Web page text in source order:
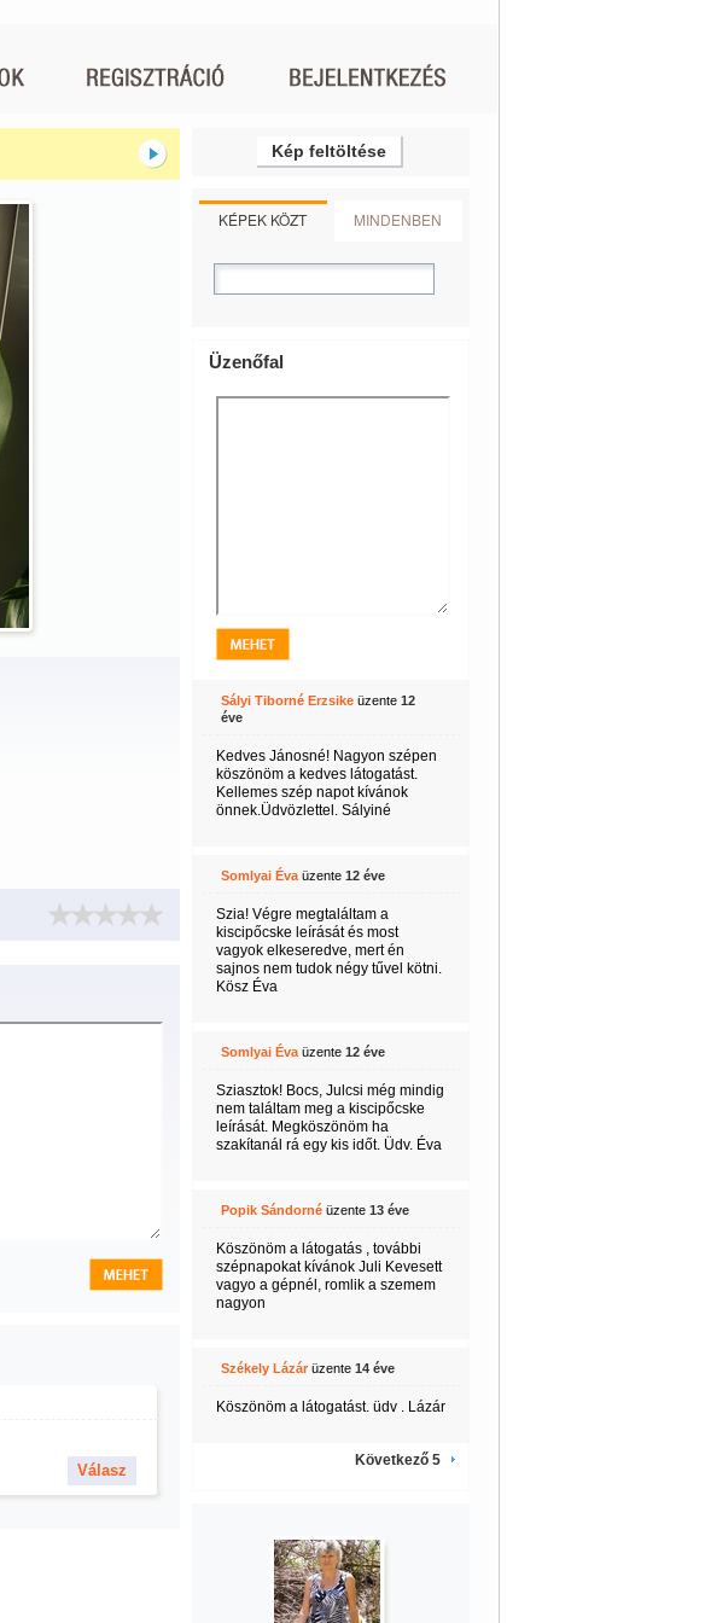
Válasz
Kép feltöltése
KÉPEK KÖZT MINDENBEN
Üzenőfal
Sályi Tiborné Erzsikeüzente 12
éve
Kedves Jánosné! Nagyon szépen
köszönöm a kedves látogatást.
Kellemes szép napot kívánok
önnek.Üdvözlettel. Sályiné
Somlyai Évaüzente 12 éve
Szia! Végre megtaláltam a
kiscipőcske leírását és most
vagyok elkeseredve, mert én
sajnos nem tudok négy tűvel kötni.
Kösz Éva
Somlyai Évaüzente 12 éve
Sziasztok! Bocs, Julcsi még mindig
nem találtam meg a kiscipőcske
leírását. Megköszönöm ha
szakítanál rá egy kis időt. Üdv. Éva
Popik Sándornéüzente 13 éve
Köszönöm a látogatás , további
szépnapokat kívánok Juli Kevesett
vagyo a gépnél, romlik a szemem
nagyon
Székely Lázárüzente 14 éve
Köszönöm a látogatást. üdv . Lázár
Következő 5